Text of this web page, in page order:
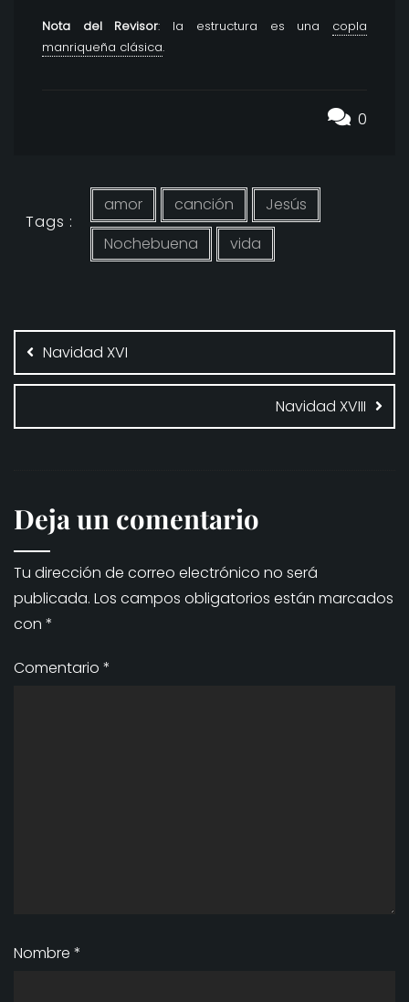
Nota del Revisor: la estructura es una copla
manriqueña clásica.
0
Tags :
amor canción
Jesús
Nochebuena
vida
Navegación
de
entradas
Navidad XVI
Navidad XVIII
Deja un comentario
Tu dirección de correo electrónico no será
publicada. Los campos obligatorios están marcados
con *
Comentario *
Nombre *